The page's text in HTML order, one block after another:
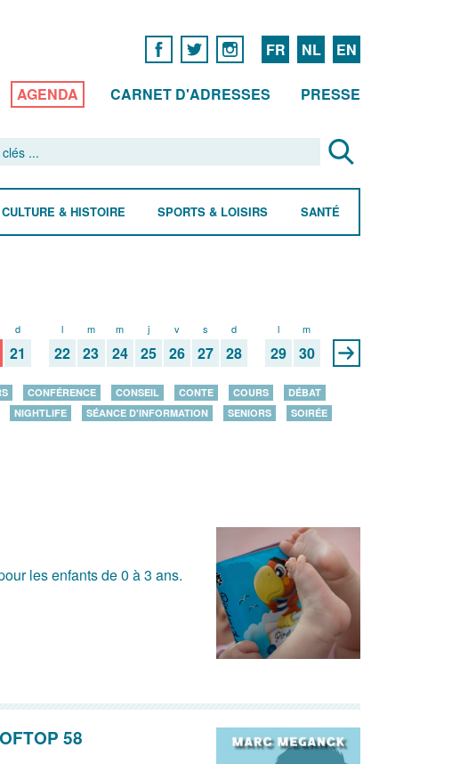
FR NL EN
AGENDA CARNET D'ADRESSES PRESSE
CULTURE & HISTOIRE SPORTS & LOISIRS SANTÉ
d
21
l
22
m
23
m
24
j
25
v
26
s
27
d
28
l
29
m
30
CONFÉRENCE CONSEIL CONTE COURS
DÉBAT
NIGHTLIFE SÉANCE D'INFORMATION SENIORS
SOIRÉE
les enfants de 0 à 3 ans.
58